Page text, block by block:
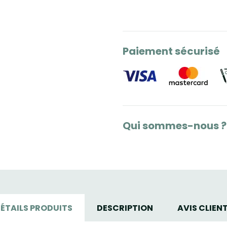
Paiement sécurisé
Qui sommes-nous ?
PRODUITS DESCRIPTION AVIS